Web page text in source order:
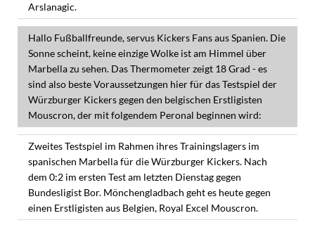
Arslanagic.
Hallo Fußballfreunde, servus Kickers Fans aus Spanien. Die
Sonne scheint, keine einzige Wolke ist am Himmel über
Marbella zu sehen. Das Thermometer zeigt 18 Grad - es
sind also beste Voraussetzungen hier für das Testspiel der
Würzburger Kickers gegen den belgischen Erstligisten
Mouscron, der mit folgendem Peronal beginnen wird:
Zweites Testspiel im Rahmen ihres Trainingslagers im
spanischen Marbella für die Würzburger Kickers. Nach
dem 0:2 im ersten Test am letzten Dienstag gegen
Bundesligist Bor. Mönchengladbach geht es heute gegen
einen Erstligisten aus Belgien, Royal Excel Mouscron.